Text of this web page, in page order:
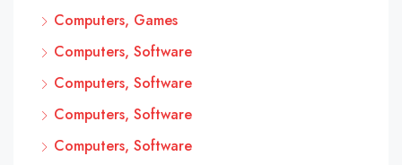
Computers, Games
Computers, Software
Computers, Software
Computers, Software
Computers, Software